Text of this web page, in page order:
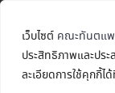
เว็บไซต์ คณะทันตแพ
ประสิทธิภาพและปร
ละเอียดการใช้คุกกี้ไ
News:
คณะทันต
มหาวิทยา
ประชาสั